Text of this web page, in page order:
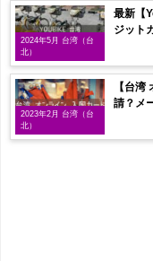
2024年5月 台湾（台
北）
最新【
ジット
2023年2月 台湾（台
北）
【台
請？メ